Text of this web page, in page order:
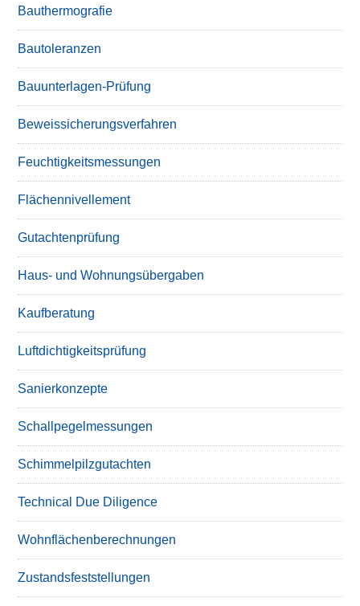
Bauthermografie
Bautoleranzen
Bauunterlagen-Prüfung
Beweissicherungsverfahren
Feuchtigkeitsmessungen
Flächennivellement
Gutachtenprüfung
Haus- und Wohnungsübergaben
Kaufberatung
Luftdichtigkeitsprüfung
Sanierkonzepte
Schallpegelmessungen
Schimmelpilzgutachten
Technical Due Diligence
Wohnflächenberechnungen
Zustandsfeststellungen